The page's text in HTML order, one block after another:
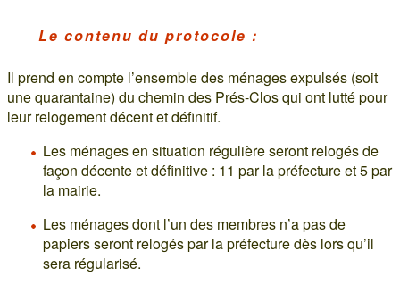
Le contenu du protocole :
Il prend en compte l’ensemble des ménages expulsés (soit
une quarantaine) du chemin des Prés-Clos qui ont lutté pour
leur relogement décent et définitif.
Les ménages en situation régulière seront relogés de
façon décente et définitive : 11 par la préfecture et 5 par
la mairie.
Les ménages dont l’un des membres n’a pas de
papiers seront relogés par la préfecture dès lors qu’il
sera régularisé.